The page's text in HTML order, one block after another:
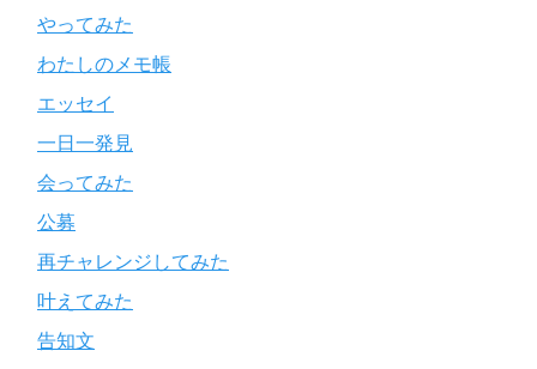
やってみた
わたしのメモ帳
エッセイ
一日一発見
会ってみた
公募
再チャレンジしてみた
叶えてみた
告知文